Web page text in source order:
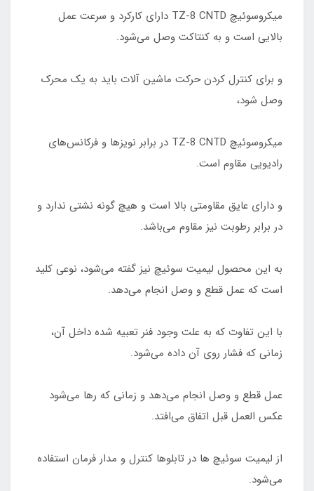
میکروسوئیچ TZ-8 CNTD دارای کارکرد و سرعت عمل
بالایی است و به کنتاکت وصل می‌شود.
و برای کنترل کردن حرکت ماشین آلات باید به یک محرک
وصل شود،
میکروسوئیچ TZ-8 CNTD در برابر نویزها و فرکانس‌های
رادیویی مقاوم است.
و دارای عایق مقاومتی بالا است و هیچ گونه نشتی ندارد و
در برابر رطوبت نیز مقاوم می‌باشد.
به این محصول لیمیت سوئیچ نیز گفته می‌شود، نوعی کلید
است که عمل قطع و وصل انجام می‌دهد.
با این تفاوت که به علت وجود فنر تعبیه شده داخل آن،
زمانی که فشار روی آن داده می‌شود.
عمل قطع و وصل انجام می‌دهد و زمانی که رها می‌شود
عکس العمل قبل اتفاق می‌افتد.
از لیمیت سوئیچ ها در تابلوها کنترل و مدار فرمان استفاده
می‌شود.